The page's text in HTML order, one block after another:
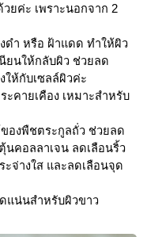
ยค่ะ เพราะนอกจาก 2
ดำ หรือ ฝ้าแดด ทำให้ผิว
ยนให้กลับผิว ช่วยลด
ห้กับเซลล์ผิวค่ะ
ะคายเคือง เหมาะสำหรับ
ของพืชตระกูลถั่ว ช่วยลด
นคอลลาเจน ลดเลือนริ้ว
จ่างใส และลดเลือนจุด
แน่นสำหรับผิวขาว